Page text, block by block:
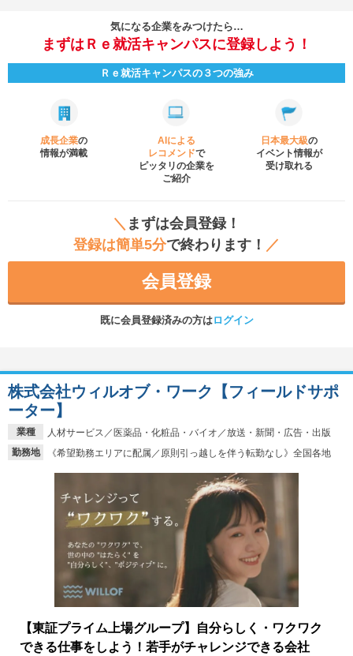
気になる企業をみつけたら…
まずはＲｅ就活キャンパスに登録しよう！
Ｒｅ就活キャンパスの３つの強み
成長企業の
情報が満載
AIによる
レコメンドで
ピッタリの企業を
ご紹介
日本最大級の
イベント情報が
受け取れる
＼ まずは会員登録！
登録は簡単5分で終わります！ ／
会員登録
既に会員登録済みの方はログイン
業種
人材サービス／医薬品・化粧品・バイオ／放送・新聞・広告・出版
勤務地
《希望勤務エリアに配属／原則引っ越しを伴う転勤なし》全国各地
株式会社ウィルオブ・ワーク【フィールドサポ
ーター】
【東証プライム上場グループ】自分らしく・ワクワク
できる仕事をしよう！若手がチャレンジできる会社